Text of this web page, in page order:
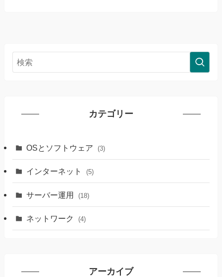
カテゴリー
OSとソフトウェア (3)
インターネット (5)
サーバー運用 (18)
ネットワーク (4)
アーカイブ